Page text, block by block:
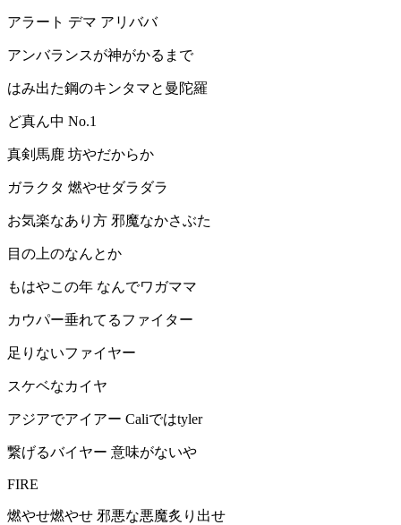
アラート デマ アリババ
アンバランスが神がかるまで
はみ出た鋼のキンタマと曼陀羅
ど真ん中 No.1
真剣馬鹿 坊やだからか
ガラクタ 燃やせダラダラ
お気楽なあり方 邪魔なかさぶた
目の上のなんとか
もはやこの年 なんでワガママ
カウパー垂れてるファイター
足りないファイヤー
スケベなカイヤ
アジアでアイアー Caliではtyler
繋げるバイヤー 意味がないや
FIRE
燃やせ燃やせ 邪悪な悪魔炙り出せ